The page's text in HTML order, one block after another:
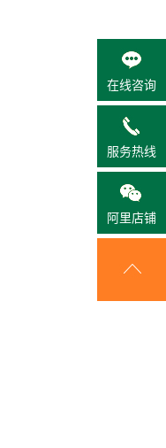
在线咨询
服务热线
阿里店铺